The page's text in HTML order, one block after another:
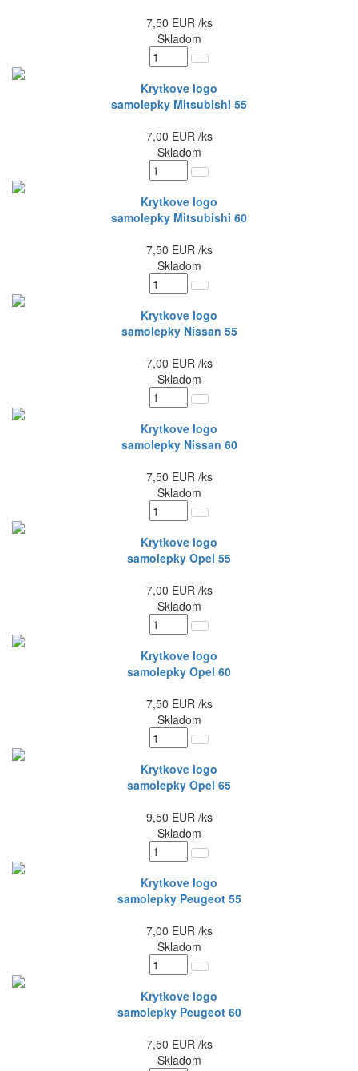
7,50 EUR /ks
Skladom
Krytkove logo
samolepky Mitsubishi 55
7,00 EUR /ks
Skladom
Krytkove logo
samolepky Mitsubishi 60
7,50 EUR /ks
Skladom
Krytkove logo
samolepky Nissan 55
7,00 EUR /ks
Skladom
Krytkove logo
samolepky Nissan 60
7,50 EUR /ks
Skladom
Krytkove logo
samolepky Opel 55
7,00 EUR /ks
Skladom
Krytkove logo
samolepky Opel 60
7,50 EUR /ks
Skladom
Krytkove logo
samolepky Opel 65
9,50 EUR /ks
Skladom
Krytkove logo
samolepky Peugeot 55
7,00 EUR /ks
Skladom
Krytkove logo
samolepky Peugeot 60
7,50 EUR /ks
Skladom